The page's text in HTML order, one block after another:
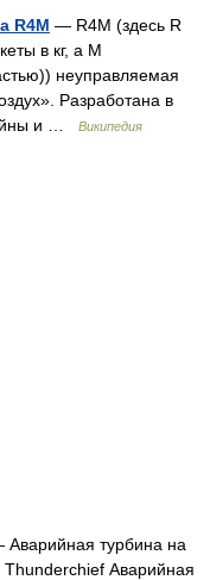
R4M — R4M (здесь R
в кг, а М
неуправляемая
Разработана в
и …
Википедия
турбина на
Аварийная